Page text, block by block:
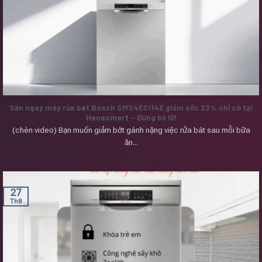
Săn ngay máy rửa bát Bosch SMS4ECI14E giảm sốc 23% chỉ có tại
Hanasmart – Đừng bỏ lỡ!
(chèn video) Bạn muốn giảm bớt gánh nặng việc rửa bát sau mỗi bữa
ăn...
27
Th8